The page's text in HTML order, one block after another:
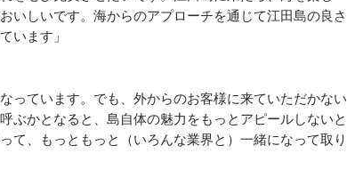
いしいです。海からのアプローチを通じて江田島の良さ
います」
ています。でも、外からのお客様に来ていただかない
ぶかとなると、島自体の魅力をもっとアピールしないと
て、もっともっと（いろんな業界と）一緒になって取り